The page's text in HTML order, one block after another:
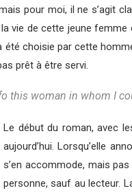
pour moi, il ne s’agit
vie de cette jeune
choisie par cette
prêt à être servi.
this woman in whom I
Le début du roman, avec
aujourd’hui. Lorsqu’elle
s’en accommode, mais
personne, sauf au lecteur.